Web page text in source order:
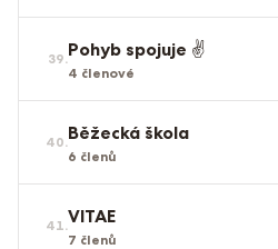
39.Pohyb spojuje ✌️
4 členové
40.Běžecká škola
6 členů
41.VITAE
7 členů